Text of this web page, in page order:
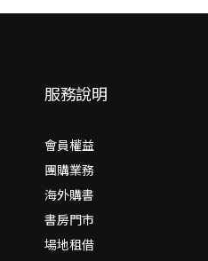
服務說明
會員權益
團購業務
海外購書
書房門市
場地租借